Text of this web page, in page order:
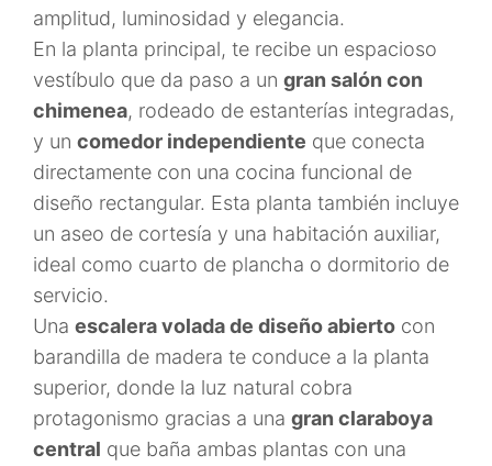
amplitud, luminosidad y elegancia.
En la planta principal, te recibe un espacioso
vestíbulo que da paso a un gran salón con
chimenea, rodeado de estanterías integradas,
y un comedor independiente que conecta
directamente con una cocina funcional de
diseño rectangular. Esta planta también incluye
un aseo de cortesía y una habitación auxiliar,
ideal como cuarto de plancha o dormitorio de
servicio.
Una escalera volada de diseño abierto con
barandilla de madera te conduce a la planta
superior, donde la luz natural cobra
protagonismo gracias a una gran claraboya
central que baña ambas plantas con una